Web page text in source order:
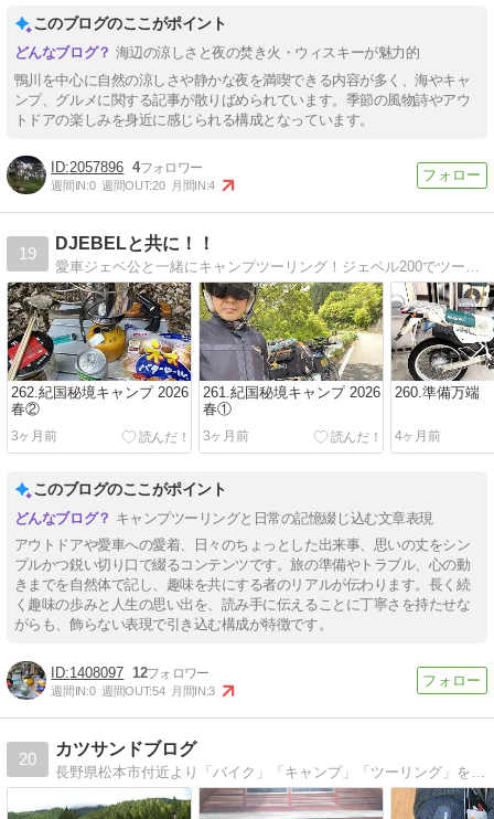
このブログのここがポイント
海辺の涼しさと夜の焚き火・ウィスキーが魅力的
鴨川を中心に自然の涼しさや静かな夜を満喫できる内容が多く、海やキャ
ンプ、グルメに関する記事が散りばめられています。季節の風物詩やアウ
トドアの楽しみを身近に感じられる構成となっています。
2057896 4
週間IN:0 週間OUT:20 月間IN:4
19
DJEBELと共に！！
愛車ジェベ公と一緒にキャンプツーリング！ジェベル200でツーリング！キャンプ！写真日記！DIY!
262.紀国秘境キャンプ 2026
春②
3ヶ月前
261.紀国秘境キャンプ 2026
春①
3ヶ月前
260.準備万端
4ヶ月前
このブログのここがポイント
キャンプツーリングと日常の記憶綴じ込む文章表現
アウトドアや愛車への愛着、日々のちょっとした出来事、思いの丈をシン
プルかつ鋭い切り口で綴るコンテンツです。旅の準備やトラブル、心の動
きまでを自然体で記し、趣味を共にする者のリアルが伝わります。長く続
く趣味の歩みと人生の思い出を、読み手に伝えることに丁寧さを持たせな
がらも、飾らない表現で引き込む構成が特徴です。
1408097 12
週間IN:0 週間OUT:54 月間IN:3
20
カツサンドブログ
長野県松本市付近より「バイク」「キャンプ」「ツーリング」を中心に「お届けするブログです。信州の魅力をたくさん発信していきます。